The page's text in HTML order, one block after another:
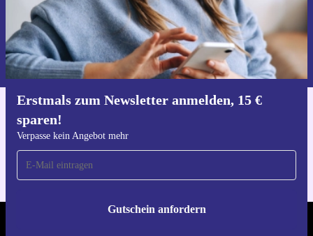
Erstmals zum Newsletter anmelden, 15 €
sparen!
Verpasse kein Angebot mehr
Gutschein anfordern
Gutschein anfordern
Informationen über die Verwendung personenbezogener Daten findest
du in unsererDatenschutzerklärung.
Für iOS und Android